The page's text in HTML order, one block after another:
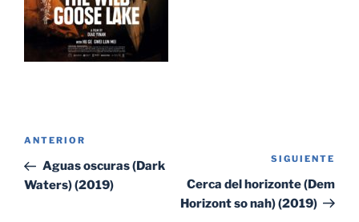
Navegación
entradas
Entrada
anterior:
ANTERIOR
Aguas oscuras (Dark
Waters) (2019)
SIGUIENTE
Cerca del horizonte (Dem
Horizont so nah) (2019)